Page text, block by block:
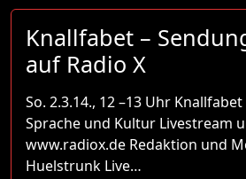
Knallfabet –
auf Radio X
So. 2.3.14., 12 –13 Uhr
Sprache und Kultur Livestream
www.radiox.de Redaktion und
Huelstrunk Live…